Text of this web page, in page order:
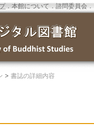
．本館について ． 諮問委員会 ．
> 書誌の詳細内容